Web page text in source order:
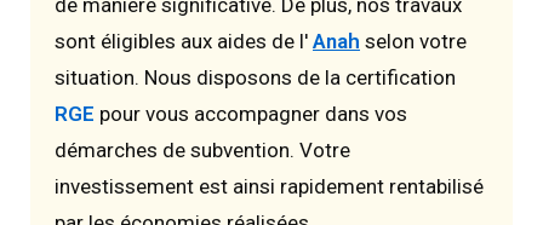
sont éligibles aux aides de l' Anah selon votre
situation. Nous disposons de la certification
RGE pour vous accompagner dans vos
démarches de subvention. Votre
investissement est ainsi rapidement rentabilisé